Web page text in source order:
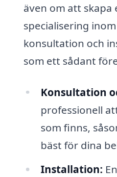
även om att
specialisering
konsultation och
som ett sådant
Konsultation
professionell
som finns,
bäst för dina
Installation: